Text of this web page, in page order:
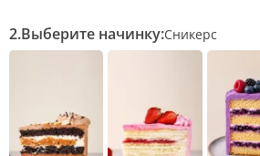
2.Выберите начинку:Сникерс